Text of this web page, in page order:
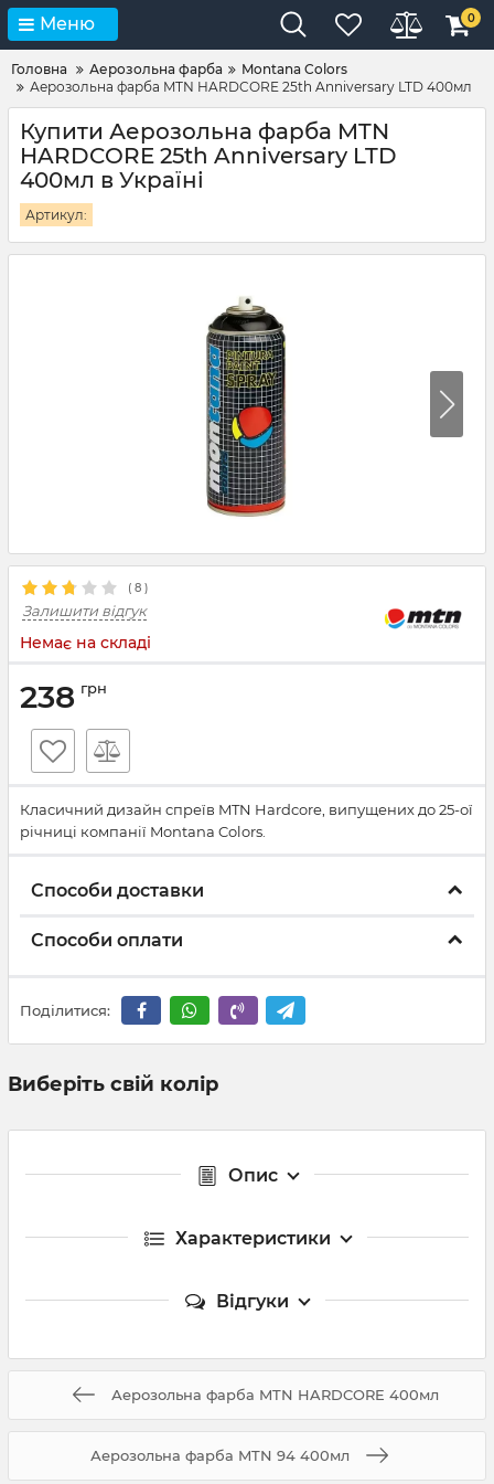
Меню 0
Головна Аерозольна фарба
Montana Colors
Аерозольна фарба MTN HARDCORE 25th Anniversary LTD 400мл
Купити Аерозольна фарба MTN
HARDCORE 25th Anniversary LTD
400мл в Україні
Артикул:
( 8 )
Залишити відгук
Немає на складі
238 грн
Класичний дизайн cпреїв MTN Hardcore, випущених до 25-ої
річниці компанії Montana Colors.
Способи доставки
Способи оплати
Поділитися:
Виберіть свій колір
Опис
Характеристики
Відгуки
Аерозольна фарба MTN HARDCORE 400мл
Аерозольна фарба MTN 94 400мл